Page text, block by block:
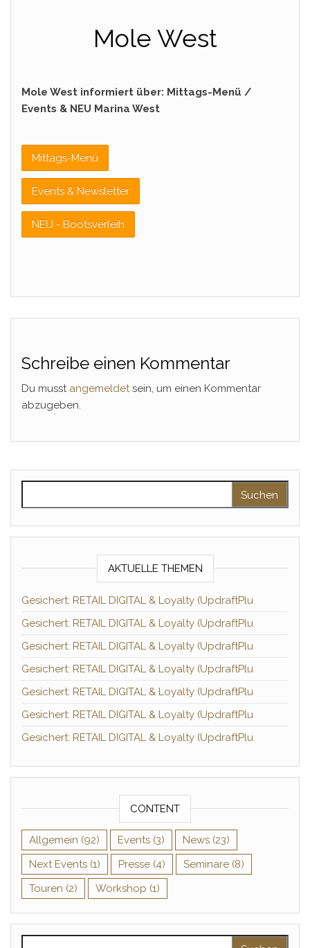
Mole West
Mole West informiert über: Mittags-Menü /
Events & NEU Marina West
Mittags-Menü
Events & Newsletter
NEU - Bootsverleih
Schreibe einen Kommentar
Du musst angemeldet sein, um einen Kommentar
abzugeben.
AKTUELLE THEMEN
Gesichert: RETAIL DIGITAL & Loyalty (UpdraftPlu
Gesichert: RETAIL DIGITAL & Loyalty (UpdraftPlu
Gesichert: RETAIL DIGITAL & Loyalty (UpdraftPlu
Gesichert: RETAIL DIGITAL & Loyalty (UpdraftPlu
Gesichert: RETAIL DIGITAL & Loyalty (UpdraftPlu
Gesichert: RETAIL DIGITAL & Loyalty (UpdraftPlu
Gesichert: RETAIL DIGITAL & Loyalty (UpdraftPlu
CONTENT
Allgemein (92) Events (3) News (23)
Next Events (1) Presse (4) Seminare (8)
Touren (2) Workshop (1)